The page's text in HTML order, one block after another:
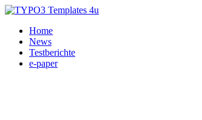
Home
News
Testberichte
e-paper